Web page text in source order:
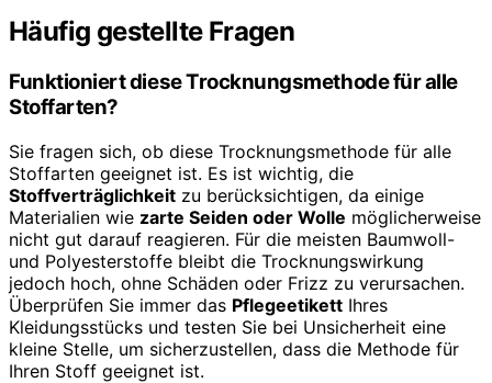
Häufig gestellte Fragen
Funktioniert diese Trocknungsmethode für alle
Stoffarten?
Sie fragen sich, ob diese Trocknungsmethode für alle
Stoffarten geeignet ist. Es ist wichtig, die
Stoffverträglichkeit zu berücksichtigen, da einige
Materialien wie zarte Seiden oder Wolle möglicherweise
nicht gut darauf reagieren. Für die meisten Baumwoll-
und Polyesterstoffe bleibt die Trocknungswirkung
jedoch hoch, ohne Schäden oder Frizz zu verursachen.
Überprüfen Sie immer das Pflegeetikett Ihres
Kleidungsstücks und testen Sie bei Unsicherheit eine
kleine Stelle, um sicherzustellen, dass die Methode für
Ihren Stoff geeignet ist.